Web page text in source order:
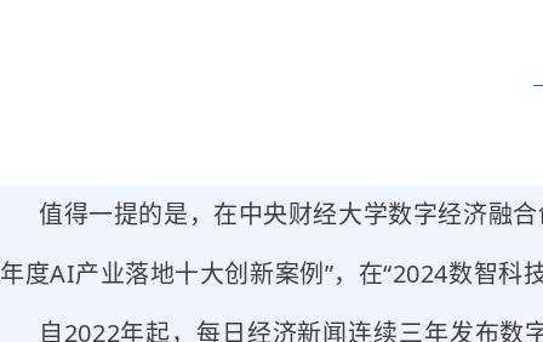
值得一提的是，在中央财经大学数字经济融
年度AI产业落地十大创新案例”，在“2024数智科
自2022年起，每日经济新闻连续三年发布数